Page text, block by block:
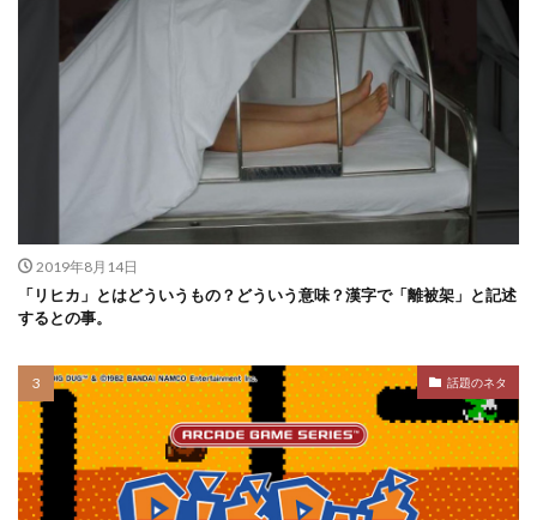
2019年8月14日
「リヒカ」とはどういうもの？どういう意味？漢字で「離被架」と記述
するとの事。
話題のネタ